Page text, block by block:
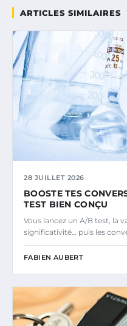
ARTICLES SIMILAIRES
28 JUILLET 2026
BOOSTE TES
TEST BIEN CONÇU
Vous lancez un A/B test, la
significativité… puis les
FABIEN AUBERT